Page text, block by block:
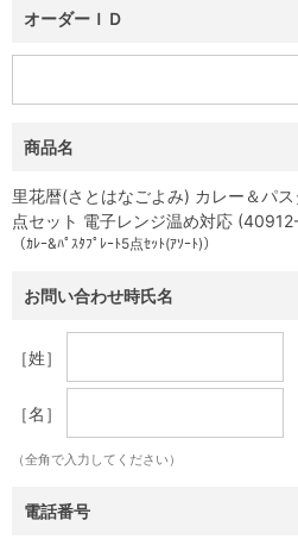
オーダーＩＤ
商品名
里花暦(さとはなごよみ) カレー＆パ
点セット 電子レンジ温め対応
（ｶﾚｰ&ﾊﾟｽﾀﾌﾟﾚｰﾄ5点ｾｯﾄ(ｱｿｰﾄ)）
お問い合わせ時氏名
［姓］
［名］
（全角で入力してください）
電話番号